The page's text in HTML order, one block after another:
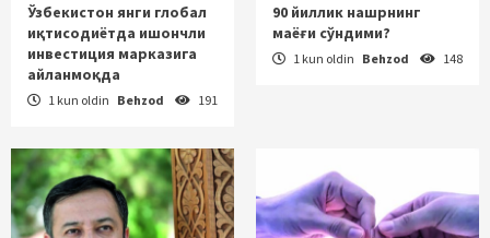
Ўзбекистон янги глобал
иқтисодиётда ишончли
инвестиция марказига
айланмоқда
1 kun oldin Behzod 191
90 йиллик нашрнинг
маёғи сўндими?
1 kun oldin Behzod 148